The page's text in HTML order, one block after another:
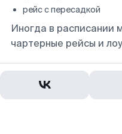
рейс с пересадкой
Иногда в расписании
чартерные рейсы и